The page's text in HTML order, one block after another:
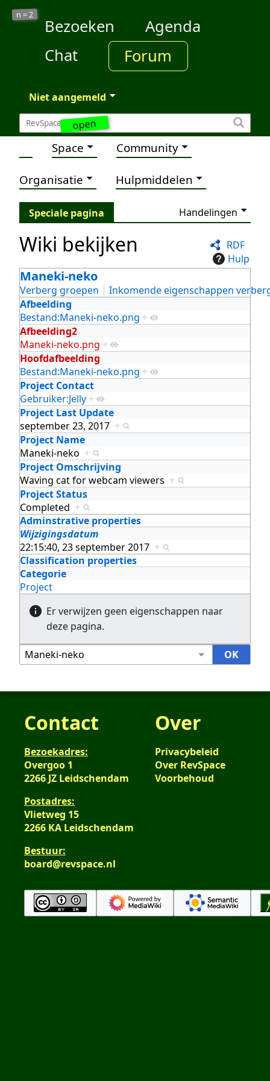
open
n =2
Bezoeken
Agenda
Chat
Forum
Niet aangemeld
Space Community
Organisatie Hulpmiddelen
Speciale pagina Handelingen
RDF
Hulp
Wiki bekijken
Maneki-neko
Verberg groepen
Inkomende eigenschappen
Afbeelding
Bestand:Maneki-neko.png +
Afbeelding2
Maneki-neko.png +
Hoofdafbeelding
Bestand:Maneki-neko.png +
Project Contact
Gebruiker:Jelly +
Project Last Update
september 23, 2017 +
Project Name
Maneki-neko +
Project Omschrijving
Waving cat for webcam viewers +
Project Status
Completed +
Adminstrative properties
Wijzigingsdatum
22:15:40, 23 september 2017 +
Classification properties
Categorie
Project
Er verwijzen geen eigenschappen naar
deze pagina.
Contact
Bezoekadres:
Overgoo 1
2266 JZ Leidschendam
Postadres:
Vlietweg 15
2266 KA Leidschendam
Bestuur:
board@revspace.nl
Over
Privacybeleid
Over RevSpace
Voorbehoud